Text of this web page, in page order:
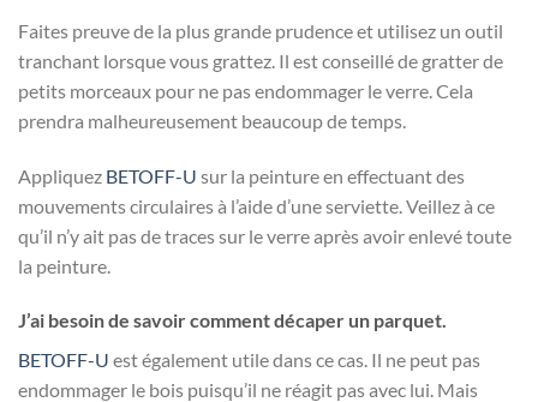
Faites preuve de la plus grande prudence et utilisez un outil
tranchant lorsque vous grattez. Il est conseillé de gratter de
petits morceaux pour ne pas endommager le verre. Cela
prendra malheureusement beaucoup de temps.
Appliquez BETOFF-U sur la peinture en effectuant des
mouvements circulaires à l’aide d’une serviette. Veillez à ce
qu’il n’y ait pas de traces sur le verre après avoir enlevé toute
la peinture.
J’ai besoin de savoir comment décaper un parquet.
BETOFF-U est également utile dans ce cas. Il ne peut pas
endommager le bois puisqu’il ne réagit pas avec lui. Mais